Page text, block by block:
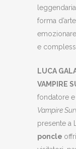
forma
e
LUCA
VAMPIRE
fondatore
Vampire
presente a
poncle